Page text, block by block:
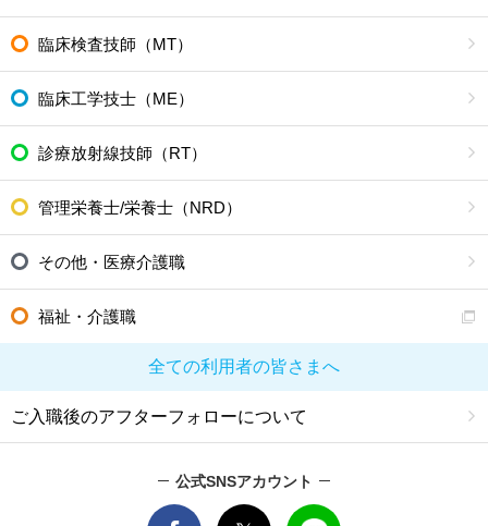
臨床検査技師（MT）
臨床工学技士（ME）
診療放射線技師（RT）
管理栄養士/栄養士（NRD）
その他・医療介護職
福祉・介護職
全ての利用者の皆さまへ
ご入職後のアフターフォローについて
公式SNSアカウント